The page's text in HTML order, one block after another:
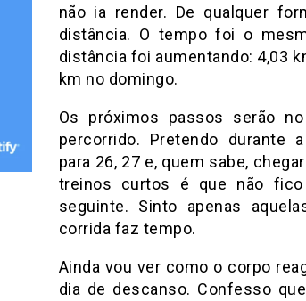
não ia render. De qualquer
distância. O tempo foi o
distância foi aumentando: 4,03
km no domingo.
Os próximos passos serão
percorrido. Pretendo durante
para 26, 27 e, quem sabe,
treinos curtos é que não
seguinte. Sinto apenas
corrida faz tempo.
Ainda vou ver como o corpo
dia de descanso. Confesso